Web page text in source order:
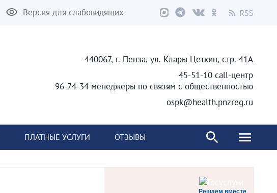
Версия для слабовидящих
440067, г. Пенза, ул. Клары Цеткин, стр. 41А
45-51-10 call-центр
96-74-34 менеджеры по связям с общественностью
ospk@health.pnzreg.ru
ПЛАТНЫЕ УСЛУГИ ОТЗЫВЫ
Решаем вместе